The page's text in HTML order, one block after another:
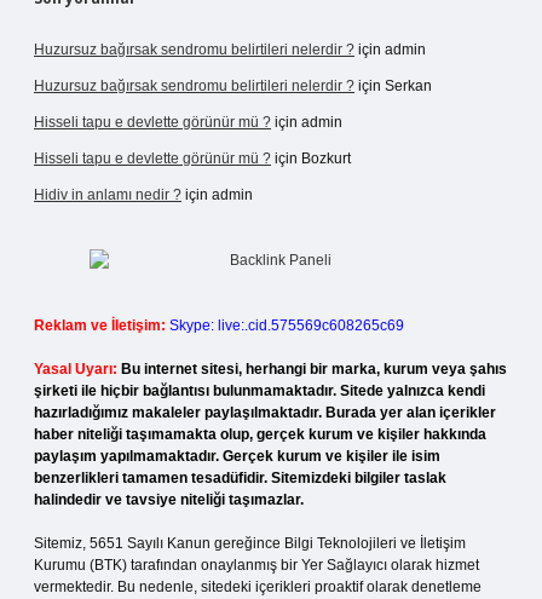
Huzursuz bağırsak sendromu belirtileri nelerdir ? için admin
Huzursuz bağırsak sendromu belirtileri nelerdir ? için Serkan
Hisseli tapu e devlette görünür mü ? için admin
Hisseli tapu e devlette görünür mü ? için Bozkurt
Hidiv in anlamı nedir ? için admin
Reklam ve İletişim: Skype: live:.cid.575569c608265c69
Yasal Uyarı: Bu internet sitesi, herhangi bir marka, kurum veya şahıs
şirketi ile hiçbir bağlantısı bulunmamaktadır. Sitede yalnızca kendi
hazırladığımız makaleler paylaşılmaktadır. Burada yer alan içerikler
haber niteliği taşımamakta olup, gerçek kurum ve kişiler hakkında
paylaşım yapılmamaktadır. Gerçek kurum ve kişiler ile isim
benzerlikleri tamamen tesadüfidir. Sitemizdeki bilgiler taslak
halindedir ve tavsiye niteliği taşımazlar.
Sitemiz, 5651 Sayılı Kanun gereğince Bilgi Teknolojileri ve İletişim
Kurumu (BTK) tarafından onaylanmış bir Yer Sağlayıcı olarak hizmet
vermektedir. Bu nedenle, sitedeki içerikleri proaktif olarak denetleme